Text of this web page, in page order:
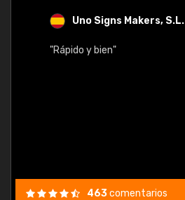
Uno Signs Makers, S.L.
"Rápido y bien"
463comentarios